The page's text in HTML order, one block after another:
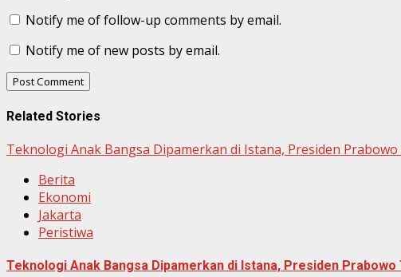
Notify me of follow-up comments by email.
Notify me of new posts by email.
Related Stories
Teknologi Anak Bangsa Dipamerkan di Istana, Presiden
Berita
Ekonomi
Jakarta
Peristiwa
Teknologi Anak Bangsa Dipamerkan di Istana, Presiden Prabowo